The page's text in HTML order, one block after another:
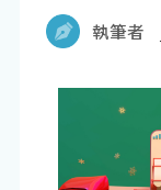
執筆者